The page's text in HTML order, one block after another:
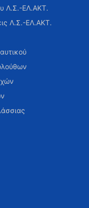
Λ.Σ.-ΕΛ.ΑΚΤ.
Λ.Σ.-ΕΛ.ΑΚΤ.